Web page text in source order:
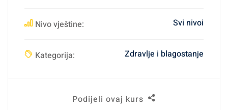
Nivo vještine: Svi nivoi
Kategorija: Zdravlje i blagostanje
Podijeli ovaj kurs